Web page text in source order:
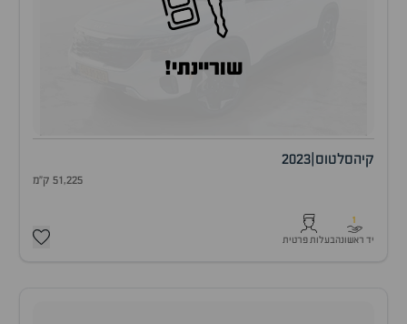
שוריינתי!
קיהסלטוס 2023
51,225 ק"מ
1
יד ראשונהבעלות פרטית